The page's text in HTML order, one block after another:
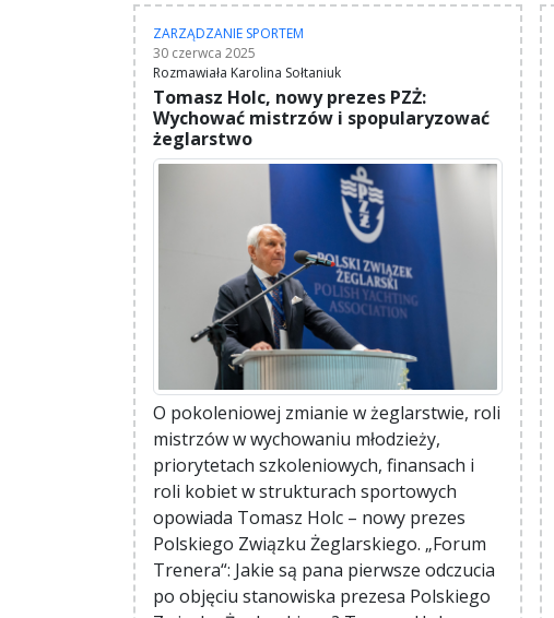
ZARZĄDZANIE SPORTEM
30 czerwca 2025
Rozmawiała Karolina Sołtaniuk
Tomasz Holc, nowy prezes PZŻ:
Wychować mistrzów i spopularyzować
żeglarstwo
O pokoleniowej zmianie w żeglarstwie, roli
mistrzów w wychowaniu młodzieży,
priorytetach szkoleniowych, finansach i
roli kobiet w strukturach sportowych
opowiada Tomasz Holc – nowy prezes
Polskiego Związku Żeglarskiego. „Forum
Trenera“: Jakie są pana pierwsze odczucia
po objęciu stanowiska prezesa Polskiego